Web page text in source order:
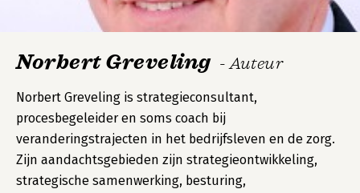
Norbert Greveling - Auteur
Norbert Greveling is strategieconsultant,
procesbegeleider en soms coach bij
veranderingstrajecten in het bedrijfsleven en de zorg.
Zijn aandachtsgebieden zijn strategieontwikkeling,
strategische samenwerking, besturing,